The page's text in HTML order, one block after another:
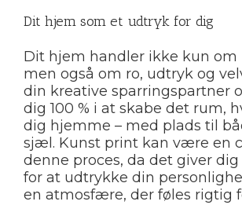
Dit hjem som et udtryk for dig
Dit hjem handler ikke kun om
men også om ro, udtryk og
din kreative sparringspartner
dig 100 % i at skabe det rum,
dig hjemme – med plads til
sjæl. Kunst print kan være en
denne proces, da det giver
for at udtrykke din
en atmosfære, der føles rigtig